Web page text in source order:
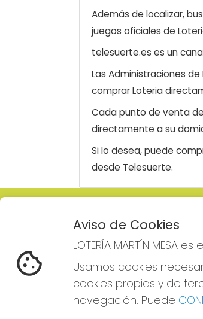
Además de localizar,
juegos oficiales de
telesuerte.es es un
Las Administraciones
comprar Loteria
Cada punto de venta
directamente a su
Si lo desea, puede
desde Telesuerte.
LOTERÍA MARTÍN MESA
¿Quiénes somos?
Comprar lotería
Resultados
Empresas
Comprar en SELAE
Boletos digitales
Aviso de Cookies
LOTERÍA MARTÍN
Usamos cookies
cookies propias y de
navegación. Puede